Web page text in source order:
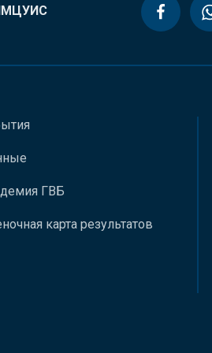
МЦУИС
ГВБ
карта результатов